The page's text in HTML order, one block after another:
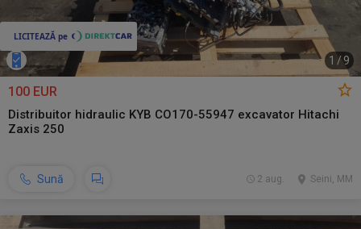
1 / 9
100 EUR
Distribuitor hidraulic KYB CO170-55947 excavator Hitachi
Zaxis 250
Sună Seini, MM
2 aug.